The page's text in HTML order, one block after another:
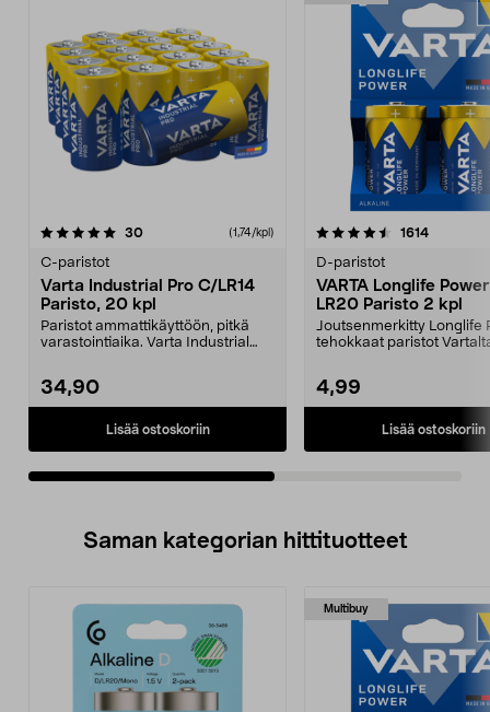
30arvostelut (1,74/kpl)
C-paristot
Varta Industrial Pro C/LR14
Paristo, 20 kpl
Paristot ammattikäyttöön, pitkä
varastointiaika. Varta Industrial
34,90
Lisää ostoskoriin
4.5viidestä
1614
D-paristot
VARTA Longlife
LR20 Paristo 2 kpl
Joutsenmerkitty Longlife
tehokkaat paristot
4,99
Lisää ostoskoriin
5.0viidestä
Saman kategorian hittituotteet
Multibuy